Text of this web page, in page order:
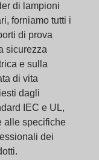
di lampioni
forniamo tutti i
di prova
sicurezza
e sulla
di vita
dagli
IEC e UL,
alle specifiche
dei